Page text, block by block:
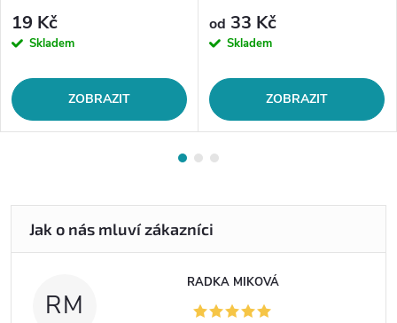
19 Kč
Skladem
ZOBRAZIT
od 33 Kč
Skladem
ZOBRAZIT
RM
RADKA MIKOVÁ